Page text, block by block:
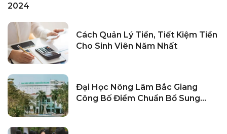
2024
Cách Quản Lý Tiền, Tiết Kiệm Tiền
Cho Sinh Viên Năm Nhất
Đại Học Nông Lâm Bắc Giang
Công Bố Điểm Chuẩn Bổ Sung